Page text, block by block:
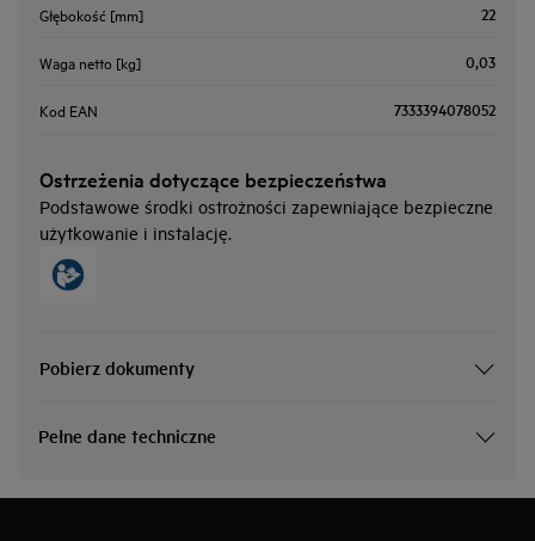
Głębokość [mm] 22
Waga netto [kg] 0,03
Kod EAN 7333394078052
Ostrzeżenia dotyczące bezpieczeństwa
Podstawowe środki ostrożności zapewniające bezpieczne
użytkowanie i instalację.
Pobierz dokumenty
Pełne dane techniczne